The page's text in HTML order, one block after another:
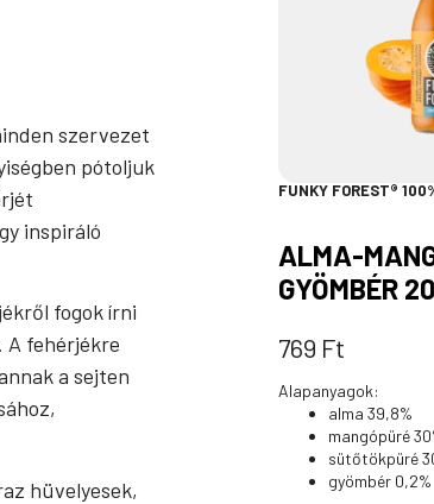
szervezet
pótoljuk
inspiráló
fogok írni
A fehérjékre
a sejten
hüvelyesek,
FUNKY FOREST®
ALMA-
GYÖMBÉR
769 Ft
Alapanyagok:
alma 39,8%
mangópüré
sütőtökpüré
gyömbér 0,2%